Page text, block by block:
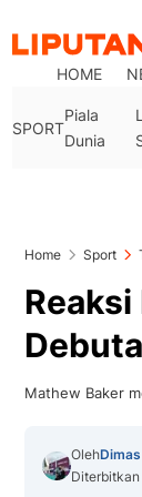
HOME
SPORT
Piala
Dunia
Home Sport
Mathew Baker
Oleh